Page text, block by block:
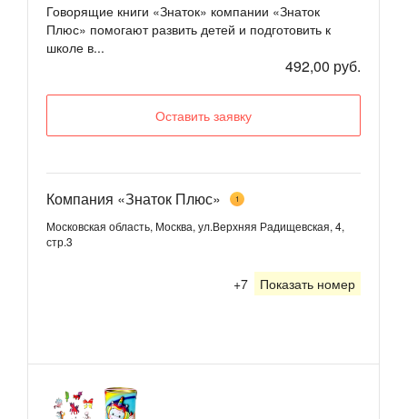
Говорящие книги «Знаток» компании «Знаток
Плюс» помогают развить детей и подготовить к
школе в...
492,00 руб.
Оставить заявку
Компания «Знаток Плюс» 1
Московская область, Москва, ул.Верхняя Радищевская, 4,
стр.3
+7 Показать номер